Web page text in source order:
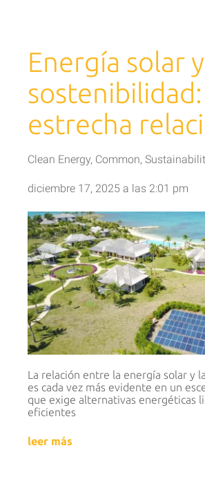
Energía solar y
estrecha
Clean Energy, Common,
diciembre 17, 2025 a las 2:01 pm
La relación entre la energía solar y
es cada vez más evidente en un
que exige alternativas energéticas
eficientes
leer más